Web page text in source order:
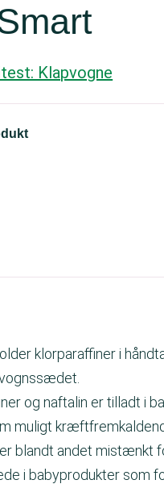
Klapvogne
klorparaffiner i
og naftalin er tilladt i
muligt
blandt andet mistænkt
i babyprodukter som